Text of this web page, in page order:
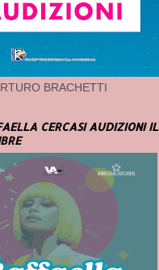
BRACHETTI
CERCASI AUDIZIONI IL